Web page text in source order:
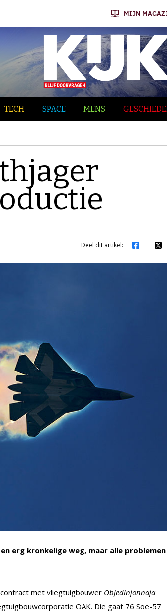
MIJN
TECH SPACE MENS
Deel dit artikel:
erg kronkelige weg, maar alle
met vliegtuigbouwer Objedinjonnaja
OAK. Die gaat 76 Soe-57